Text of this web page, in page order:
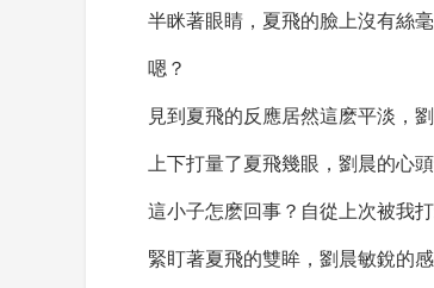
半眯著眼睛，夏飛的臉上沒有絲
嗯？
見到夏飛的反應居然這麽平淡，
上下打量了夏飛幾眼，劉晨的心
這小子怎麽回事？自從上次被我
緊盯著夏飛的雙眸，劉晨敏銳的